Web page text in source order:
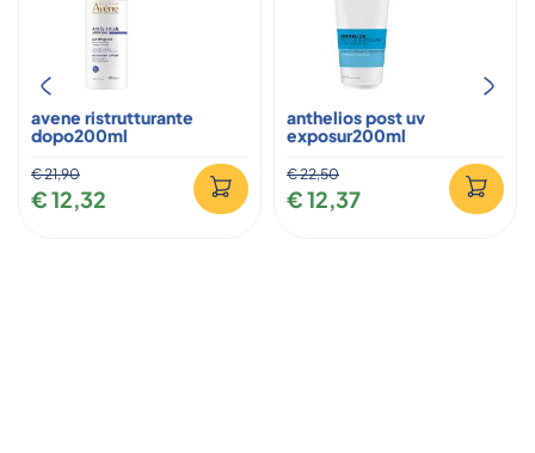
avene ristrutturante
dopo200ml
€ 21,90
€ 12,32
anthelios post uv
exposur200ml
€ 22,50
€ 12,37